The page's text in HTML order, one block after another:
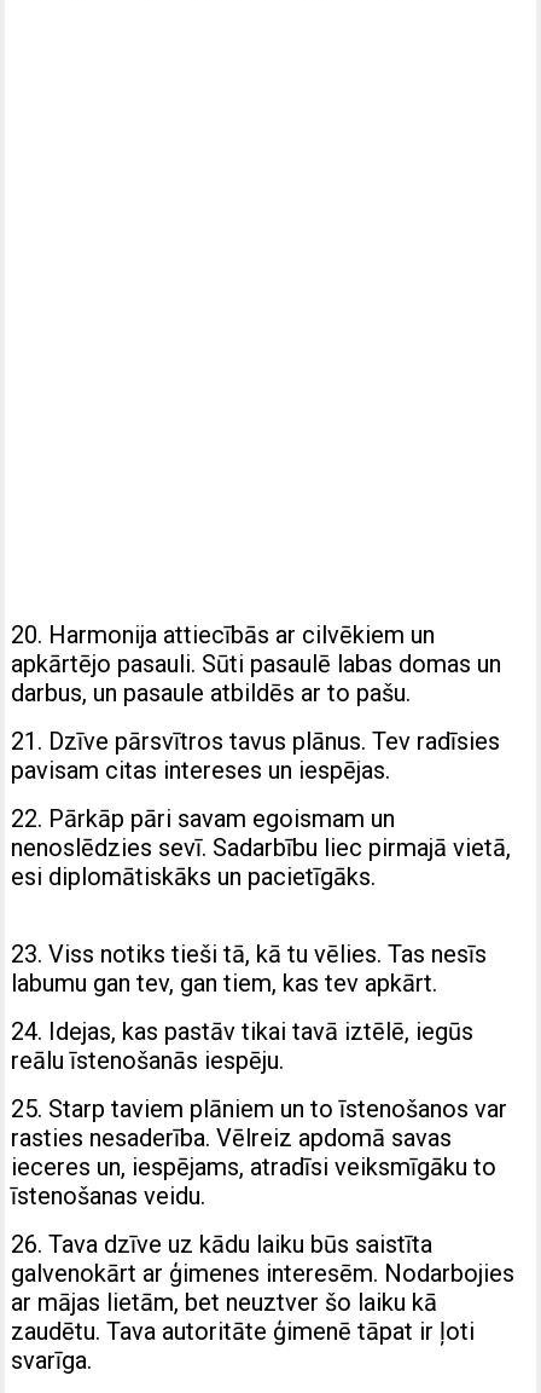
20. Harmonija attiecībās ar cilvēkiem un
apkārtējo pasauli. Sūti pasaulē labas domas un
darbus, un pasaule atbildēs ar to pašu.
21. Dzīve pārsvītros tavus plānus. Tev radīsies
pavisam citas intereses un iespējas.
22. Pārkāp pāri savam egoismam un
nenoslēdzies sevī. Sadarbību liec pirmajā vietā,
esi diplomātiskāks un pacietīgāks.
23. Viss notiks tieši tā, kā tu vēlies. Tas nesīs
labumu gan tev, gan tiem, kas tev apkārt.
24. Idejas, kas pastāv tikai tavā iztēlē, iegūs
reālu īstenošanās iespēju.
25. Starp taviem plāniem un to īstenošanos var
rasties nesaderība. Vēlreiz apdomā savas
ieceres un, iespējams, atradīsi veiksmīgāku to
īstenošanas veidu.
26. Tava dzīve uz kādu laiku būs saistīta
galvenokārt ar ģimenes interesēm. Nodarbojies
ar mājas lietām, bet neuztver šo laiku kā
zaudētu. Tava autoritāte ģimenē tāpat ir ļoti
svarīga.